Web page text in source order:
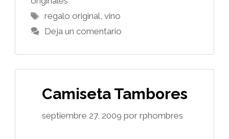
Etiquetas
regalo original,vino
Deja un comentario
Camiseta Tambores
septiembre 27, 2009 por rphombres